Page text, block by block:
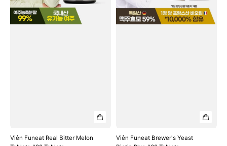
Tablets
Viên Funeat Real Bitter Melon
Tablets
Viên Funeat Brewer's Yeast